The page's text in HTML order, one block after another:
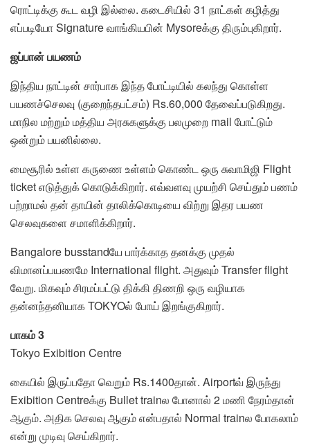
ரொட்டிக்கு கூட வழி இல்லை. கடைசியில் 31 நாட்கள் கழித்து
எப்படியோ Signature வாங்கியபின் Mysoreக்கு திரும்புகிறார்.
ஜப்பான் பயணம்
இந்திய நாட்டின் சார்பாக இந்த போட்டியில் கலந்து கொள்ள
பயணச்செலவு (குறைந்தபட்சம்) Rs.60,000 தேவைப்படுகிறது.
மாநில மற்றும் மத்திய அரசுகளுக்கு பலமுறை mail போட்டும்
ஒன்றும் பயனில்லை.
மைசூரில் உள்ள கருணை உள்ளம் கொண்ட ஒரு சுவாமிஜி Flight
ticket எடுத்துக் கொடுக்கிறார். எவ்வளவு முயற்சி செய்தும் பணம்
பற்றாமல் தன் தாயின் தாலிக்கொடியை விற்று இதர பயண
செலவுகளை சமாளிக்கிறார்.
Bangalore busstandயே பார்க்காத தனக்கு முதல்
விமானப்பயணமே International flight. அதுவும் Transfer flight
வேறு. மிகவும் சிரமப்பட்டு திக்கி திணறி ஒரு வழியாக
தன்னந்தனியாக TOKYOல் போய் இறங்குகிறார்.
பாகம் 3
Tokyo Exibition Centre
கையில் இருப்பதோ வெறும் Rs.1400தான். Airportவ் இருந்து
Exibition Centreக்கு Bullet trainல போனால் 2 மணி நேரம்தான்
ஆகும். அதிக செலவு ஆகும் என்பதால் Normal trainல போகலாம்
என்று முடிவு செய்கிறார்.